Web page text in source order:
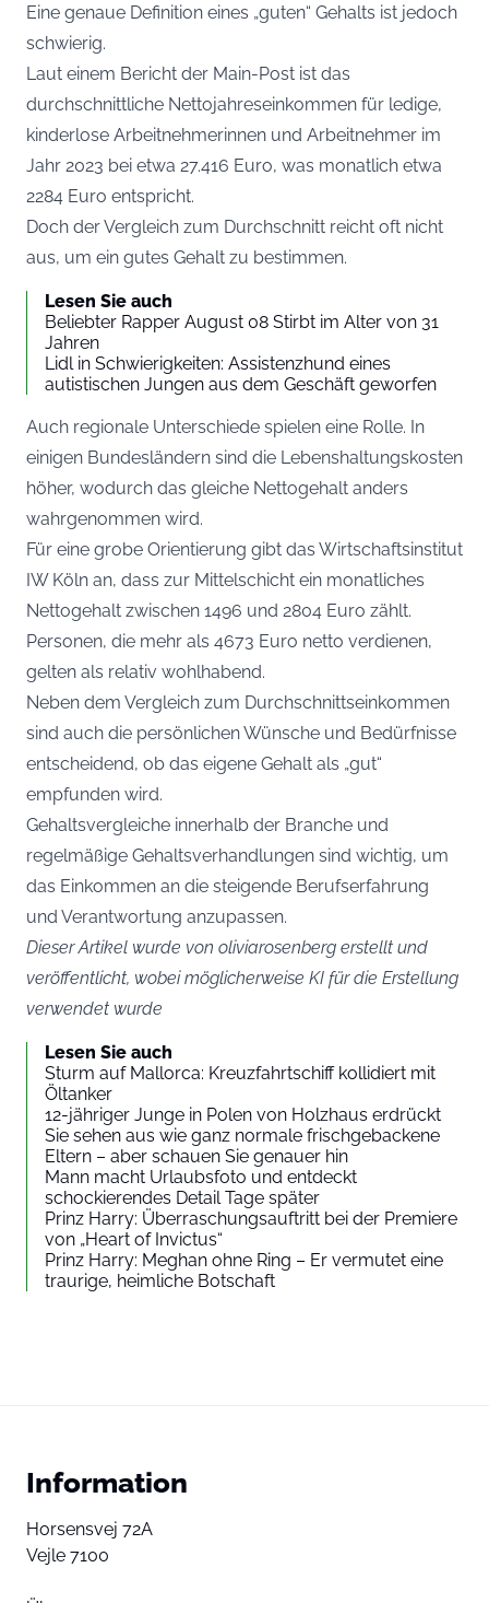
Eine genaue Definition eines „guten“ Gehalts ist jedoch
schwierig.
Laut einem Bericht der Main-Post ist das
durchschnittliche Nettojahreseinkommen für ledige,
kinderlose Arbeitnehmerinnen und Arbeitnehmer im
Jahr 2023 bei etwa 27.416 Euro, was monatlich etwa
2284 Euro entspricht.
Doch der Vergleich zum Durchschnitt reicht oft nicht
aus, um ein gutes Gehalt zu bestimmen.
Lesen Sie auch
Beliebter Rapper August 08 Stirbt im Alter von 31
Jahren
Lidl in Schwierigkeiten: Assistenzhund eines
autistischen Jungen aus dem Geschäft geworfen
Auch regionale Unterschiede spielen eine Rolle. In
einigen Bundesländern sind die Lebenshaltungskosten
höher, wodurch das gleiche Nettogehalt anders
wahrgenommen wird.
Für eine grobe Orientierung gibt das Wirtschaftsinstitut
IW Köln an, dass zur Mittelschicht ein monatliches
Nettogehalt zwischen 1496 und 2804 Euro zählt.
Personen, die mehr als 4673 Euro netto verdienen,
gelten als relativ wohlhabend.
Neben dem Vergleich zum Durchschnittseinkommen
sind auch die persönlichen Wünsche und Bedürfnisse
entscheidend, ob das eigene Gehalt als „gut“
empfunden wird.
Gehaltsvergleiche innerhalb der Branche und
regelmäßige Gehaltsverhandlungen sind wichtig, um
das Einkommen an die steigende Berufserfahrung
und Verantwortung anzupassen.
Dieser Artikel wurde von oliviarosenberg erstellt und
veröffentlicht, wobei möglicherweise KI für die Erstellung
verwendet wurde
Lesen Sie auch
Sturm auf Mallorca: Kreuzfahrtschiff kollidiert mit
Öltanker
12-jähriger Junge in Polen von Holzhaus erdrückt
Sie sehen aus wie ganz normale frischgebackene
Eltern – aber schauen Sie genauer hin
Mann macht Urlaubsfoto und entdeckt
schockierendes Detail Tage später
Prinz Harry: Überraschungsauftritt bei der Premiere
von „Heart of Invictus“
Prinz Harry: Meghan ohne Ring – Er vermutet eine
traurige, heimliche Botschaft
Information
Horsensvej 72A
Vejle 7100